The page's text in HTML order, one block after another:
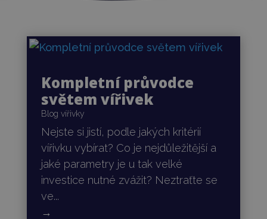
Kompletní průvodce
světem vířivek
Blog vířivky
Nejste si jistí, podle jakých kritérií
vířivku vybírat? Co je nejdůležitější a
jaké parametry je u tak velké
investice nutné zvážit? Neztraťte se
ve...
→